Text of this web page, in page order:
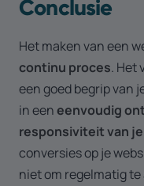
Conclusie
Het maken van een
continu proces. Het
een goed begrip van
in eeneenvoudig
responsiviteit van
conversies op je
niet om regelmatig